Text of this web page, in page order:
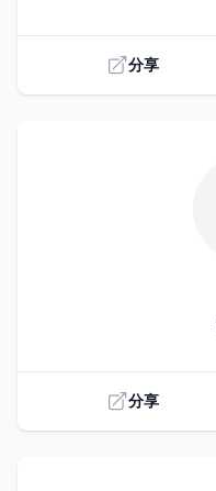
分享
分享